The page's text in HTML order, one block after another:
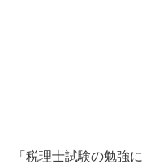
「税理士試験の勉強